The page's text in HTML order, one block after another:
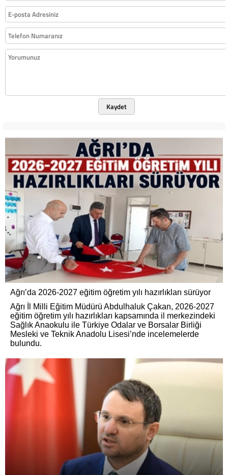
Kaydet
Ağrı’da 2026-2027 eğitim öğretim yılı hazırlıkları sürüyor
Ağrı İl Milli Eğitim Müdürü Abdulhaluk Çakan, 2026-2027
eğitim öğretim yılı hazırlıkları kapsamında il merkezindeki
Sağlık Anaokulu ile Türkiye Odalar ve Borsalar Birliği
Mesleki ve Teknik Anadolu Lisesi’nde incelemelerde
bulundu.